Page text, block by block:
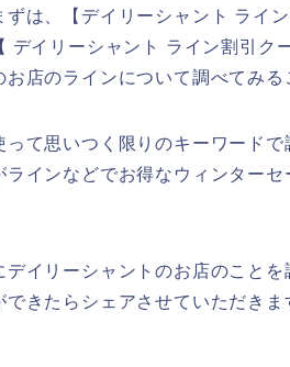
は、【デイリーシャント ライ
デイリーシャント ライン割引ク
店のラインについて調べてみる
って思いつく限りのキーワード
ラインなどでお得なウィンター
イリーシャントのお店のこと
きたらシェアさせていただきま